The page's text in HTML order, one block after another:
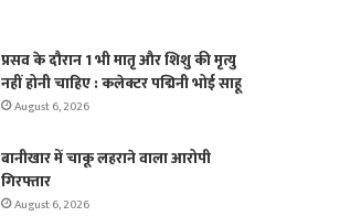
प्रसव के दौरान 1 भी मातृ और शिशु की मृत्यु
नहीं होनी चाहिए : कलेक्टर पद्मिनी भोई साहू
August 6, 2026
बानीखार में चाकू लहराने वाला आरोपी
गिरफ्तार
August 6, 2026